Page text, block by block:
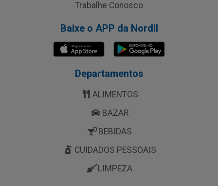
Trabalhe Conosco
Baixe o APP da Nordil
Departamentos
ALIMENTOS
BAZAR
BEBIDAS
CUIDADOS PESSOAIS
LIMPEZA